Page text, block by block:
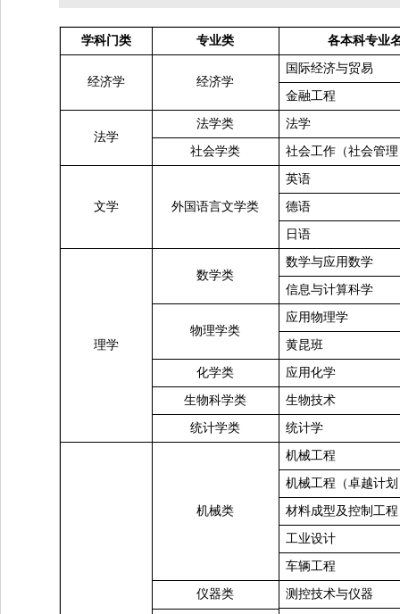
学科门类 专业类 各本科专业
经济学 经济学
国际经济与贸易
金融工程
法学
法学类 法学
社会学类 社会工作（社会管
文学 外国语言文学类
英语
德语
日语
理学
数学类
数学与应用数学
信息与计算科学
物理学类
应用物理学
黄昆班
化学类 应用化学
生物科学类 生物技术
统计学类 统计学
机械类
机械工程
机械工程（卓越计
材料成型及控制工程
工业设计
车辆工程
仪器类 测控技术与仪器